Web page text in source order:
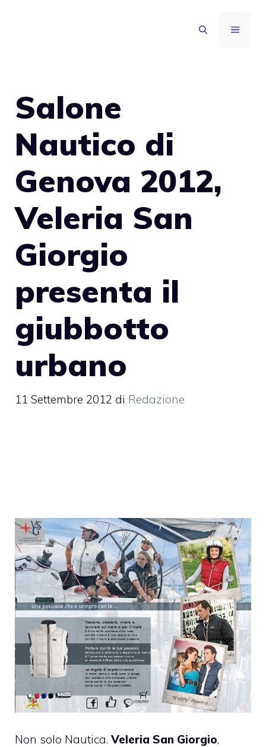
MENU
Salone
Nautico di
Genova 2012,
Veleria San
Giorgio
presenta il
giubbotto
urbano
11 Settembre 2012 di Redazione
Non solo Nautica.Veleria San Giorgio,